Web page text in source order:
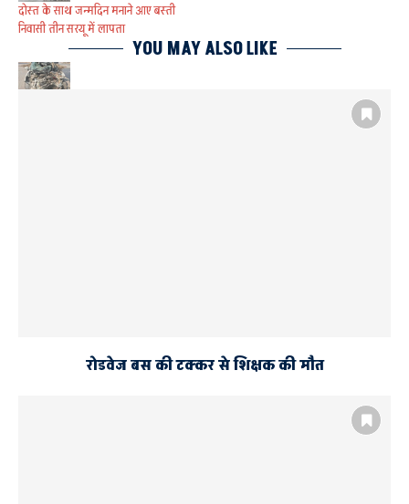
दोस्त के साथ जन्मदिन मनाने आए बस्ती
निवासी तीन सरयू में लापता
YOU MAY ALSO LIKE
रोडवेज बस की टक्कर से शिक्षक की मौत